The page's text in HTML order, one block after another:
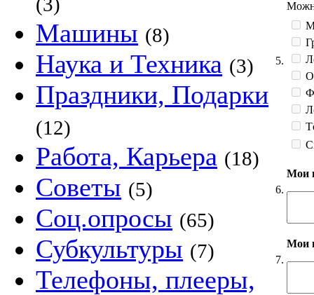
Машины (8)
Наука и Техника (3)
Праздники, Подарки
(12)
Работа, Карьера (18)
Советы (5)
Соц.опросы (65)
Субкультуры (7)
Телефоны, плееры,
5.
6.
Мои
7.
Мои